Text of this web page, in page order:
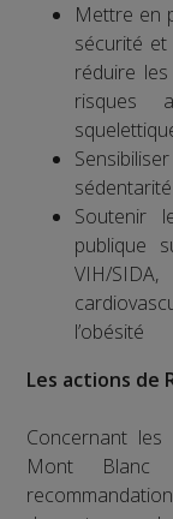
Mettre en
sécurité et
réduire
risques
Soutenir
publique
VIH/
l’obésité
Les actions de
Concernant les
Mont Blanc